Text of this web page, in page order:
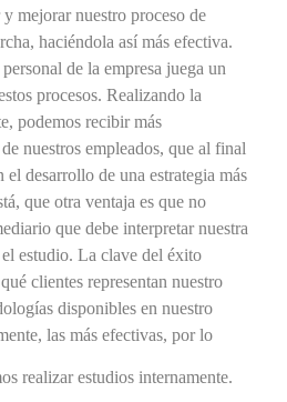
mejorar nuestro proceso de
haciéndola así más efectiva.
de la empresa juega un
procesos. Realizando la
podemos recibir más
nuestros empleados, que al final
el desarrollo de una estrategia más
que otra ventaja es que no
que debe interpretar nuestra
estudio. La clave del éxito
clientes representan nuestro
disponibles en nuestro
las más efectivas, por lo
realizar estudios internamente.